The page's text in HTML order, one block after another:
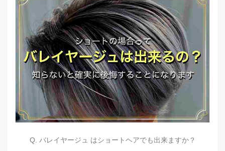
Q. バレイヤージュ はショートヘアでも出来ますか？